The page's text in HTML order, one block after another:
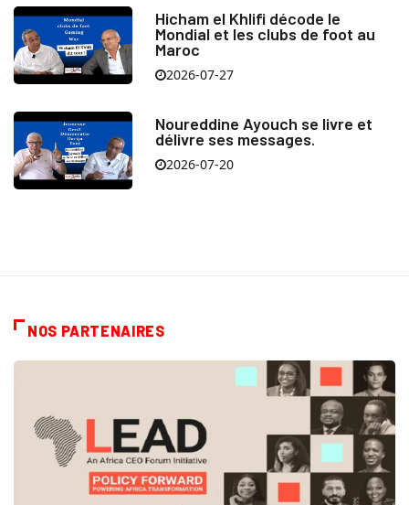
Hicham el Khlifi décode le
Mondial et les clubs de foot au
Maroc
2026-07-27
Noureddine Ayouch se livre et
délivre ses messages.
2026-07-20
NOS PARTENAIRES